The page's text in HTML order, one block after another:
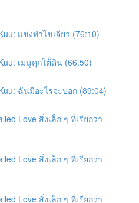
แข่งทำไข่เจียว (76:10)
เมนูคุกใต้ดิน (66:50)
ฉันมีอะไรจะบอก (89:04)
Love สิ่งเล็ก ๆ ที่เรียกว่า
Love สิ่งเล็ก ๆ ที่เรียกว่า
Love สิ่งเล็ก ๆ ที่เรียกว่า